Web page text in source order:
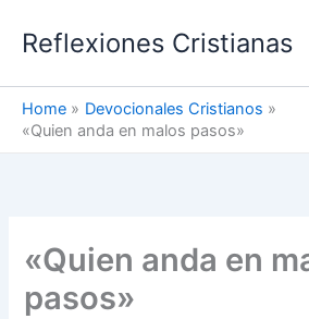
Reflexiones Cristianas
Home
Devocionales Cristianos
«Quien anda en malos pasos»
«Quien anda en
pasos»